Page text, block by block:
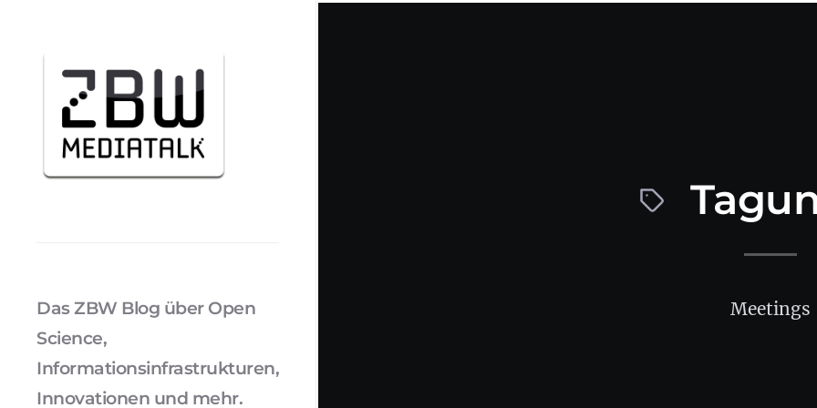
Meetings
Das ZBW Blog über Open
Science,
Informationsinfrastrukturen,
Innovationen und mehr.